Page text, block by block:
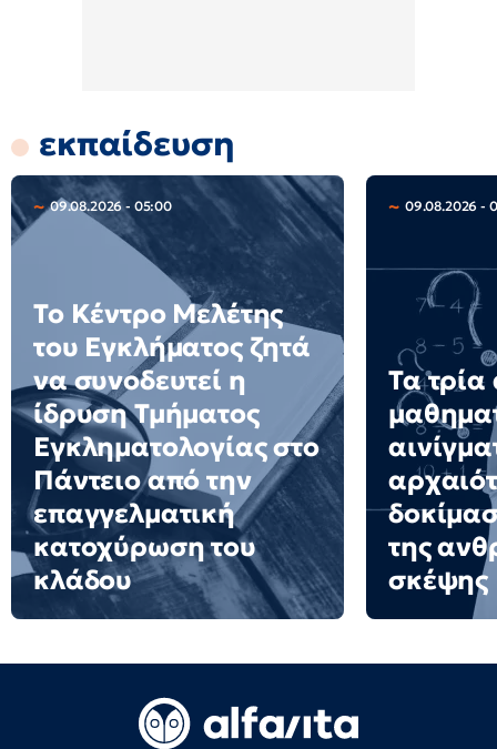
εκπαίδευση
09.08.2026 - 05:00
Το Κέντρο Μελέτης
του Εγκλήματος ζητά
να συνοδευτεί η
ίδρυση Τμήματος
Εγκληματολογίας στο
Πάντειο από την
επαγγελματική
κατοχύρωση του
κλάδου
09.08.2026 -
Τα τρία
της
σκέψης